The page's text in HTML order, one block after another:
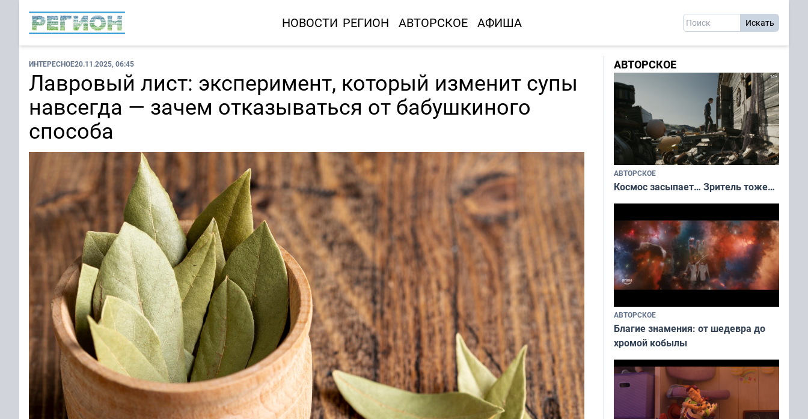
НОВОСТИ РЕГИОН АВТОРСКОЕ АФИША
ИНТЕРЕСНОЕ20.11.2025, 06:45
Лавровый лист: эксперимент, который изменит супы
навсегда — зачем отказываться от бабушкиного
способа
АВТОРСКОЕ
АВТОРСКОЕ
Космос засыпает… Зритель тоже…
АВТОРСКОЕ
Благие знамения: от шедевра до
хромой кобылы